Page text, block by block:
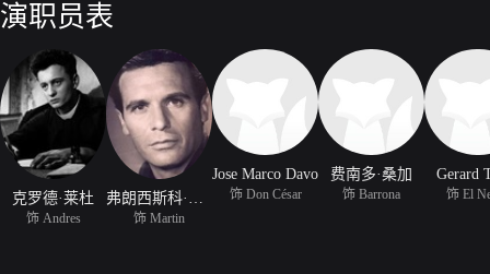
演职员表
克罗德·莱杜
饰 Andres 饰 Martin
Jose Marco Davo
饰 Don César
费南多·桑加
饰 Barrona
Gerard
饰 El